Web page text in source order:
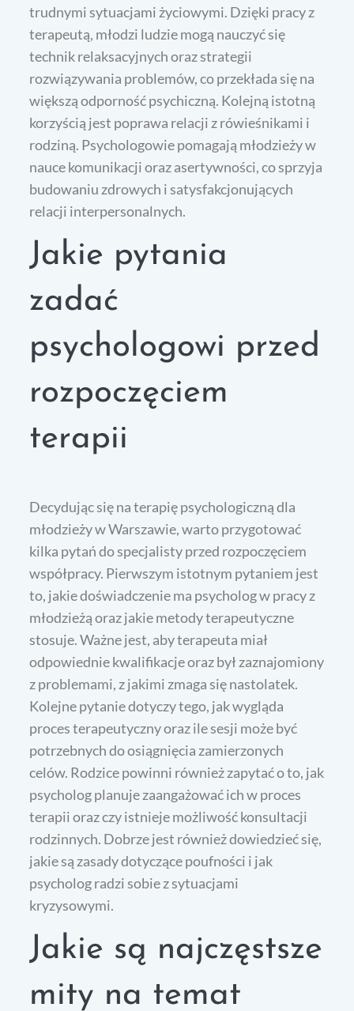
trudnymi sytuacjami życiowymi. Dzięki pracy z
terapeutą, młodzi ludzie mogą nauczyć się
technik relaksacyjnych oraz strategii
rozwiązywania problemów, co przekłada się na
większą odporność psychiczną. Kolejną istotną
korzyścią jest poprawa relacji z rówieśnikami i
rodziną. Psychologowie pomagają młodzieży w
nauce komunikacji oraz asertywności, co sprzyja
budowaniu zdrowych i satysfakcjonujących
relacji interpersonalnych.
Jakie pytania
zadać
psychologowi przed
rozpoczęciem
terapii
Decydując się na terapię psychologiczną dla
młodzieży w Warszawie, warto przygotować
kilka pytań do specjalisty przed rozpoczęciem
współpracy. Pierwszym istotnym pytaniem jest
to, jakie doświadczenie ma psycholog w pracy z
młodzieżą oraz jakie metody terapeutyczne
stosuje. Ważne jest, aby terapeuta miał
odpowiednie kwalifikacje oraz był zaznajomiony
z problemami, z jakimi zmaga się nastolatek.
Kolejne pytanie dotyczy tego, jak wygląda
proces terapeutyczny oraz ile sesji może być
potrzebnych do osiągnięcia zamierzonych
celów. Rodzice powinni również zapytać o to, jak
psycholog planuje zaangażować ich w proces
terapii oraz czy istnieje możliwość konsultacji
rodzinnych. Dobrze jest również dowiedzieć się,
jakie są zasady dotyczące poufności i jak
psycholog radzi sobie z sytuacjami
kryzysowymi.
Jakie są najczęstsze
mity na temat